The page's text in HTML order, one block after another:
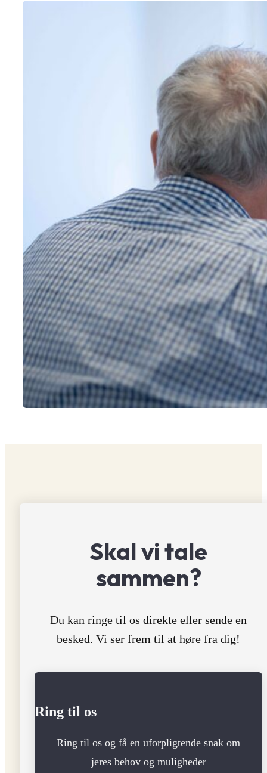
Skal vi tale
sammen?
Du kan ringe til os direkte eller sende en
besked. Vi ser frem til at høre fra dig!
Ring til os
Ring til os og få en uforpligtende snak om
jeres behov og muligheder